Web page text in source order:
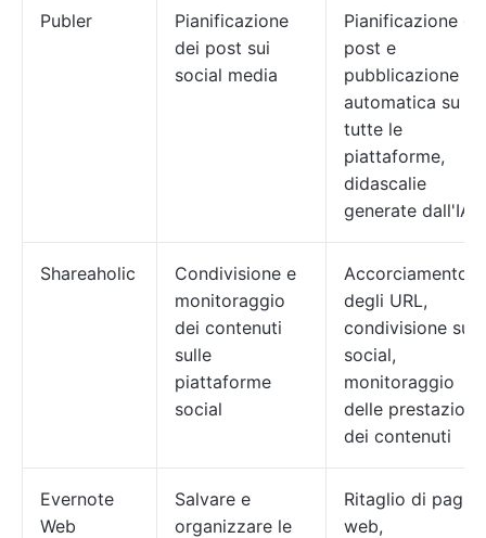
Publer
Pianificazione
dei post sui
social media
Pianificazione
post e
pubblicazione
automatica su
tutte le
piattaforme,
didascalie
generate dall'IA
Shareaholic
Condivisione e
monitoraggio
dei contenuti
sulle
piattaforme
social
Accorciamento
degli URL,
condivisione sui
social,
monitoraggio
delle prestazioni
dei contenuti
Evernote
Web
Salvare e
organizzare le
Ritaglio di pagine
web,